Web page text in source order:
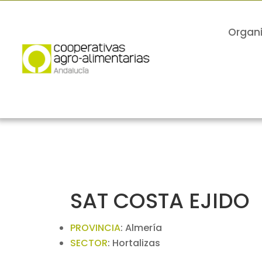
SAT COSTA EJIDO
PROVINCIA:Almería
SECTOR: Hortalizas